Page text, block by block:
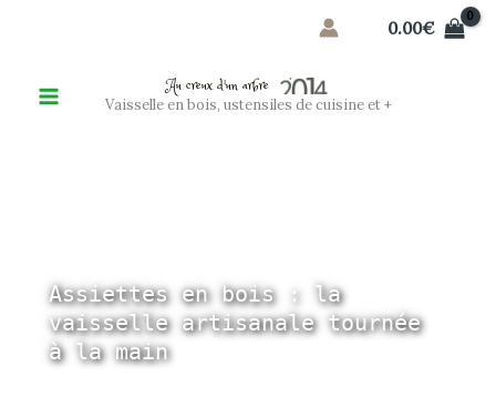
0.00€
Au creux d'un arbre
Vaisselle en bois, ustensiles de cuisine et +
Assiettes en bois : la
vaisselle artisanale tournée
à la main